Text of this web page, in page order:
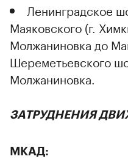
Ленинградское
Маяковского (г.
Молжаниновка до
Шереметьевского
Молжаниновка.
ЗАТРУДНЕНИЯ
МКАД: